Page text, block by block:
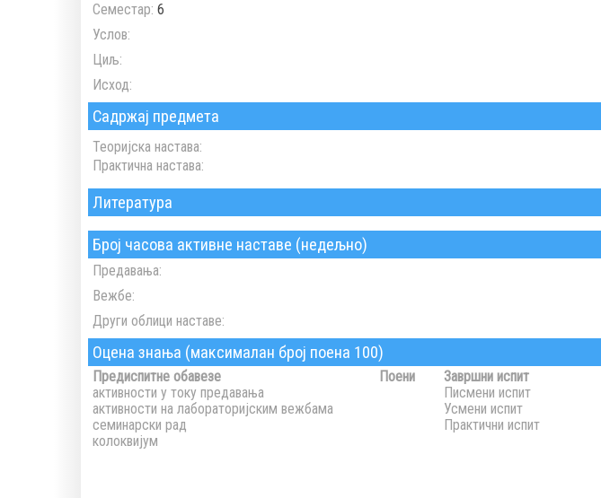
Семестар: 6
Услов:
Циљ:
Исход:
Садржај предмета
Теоријска настава:
Практична настава:
Литература
Број часова активне наставе (недељно)
Предавања:
Вежбе:
Други облици наставе:
Оцена знања (максималан број поена 100)
Предиспитне обавезе
Поени
активности у току предавања
активности на лабораторијским вежбама
семинарски рад
колоквијум
Завршни испит
Писмени испит
Усмени испит
Практични испит